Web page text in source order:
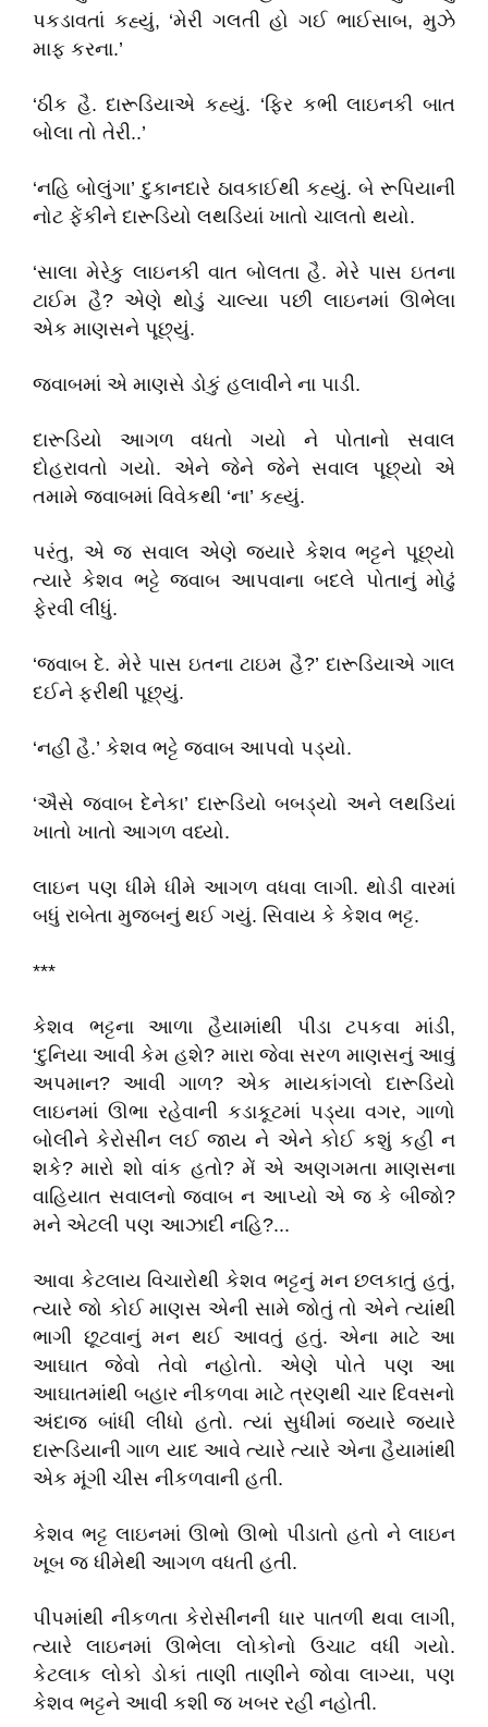
પકડાવતાં કહ્યું, ‘મેરી ગલતી હો ગઈ ભાઈસાબ, મુઝે
માફ કરના.’
‘ઠીક હૈ. દારૂડિયાએ કહ્યું. ‘ફિર કભી લાઇનકી બાત
બોલા તો તેરી..’
‘નહિ બોલુંગા’ દુકાનદારે ઠાવકાઈથી કહ્યું. બે રૂપિયાની
નોટ ફેંકીને દારૂડિયો લથડિયાં ખાતો ચાલતો થયો.
‘સાલા મેરેકુ લાઇનકી વાત બોલતા હૈ. મેરે પાસ ઇતના
ટાઈમ હૈ? એણે થોડું ચાલ્યા પછી લાઇનમાં ઊભેલા
એક માણસને પૂછ્યું.
જવાબમાં એ માણસે ડોકું હલાવીને ના પાડી.
દારૂડિયો આગળ વધતો ગયો ને પોતાનો સવાલ
દોહરાવતો ગયો. એને જેને જેને સવાલ પૂછ્યો એ
તમામે જવાબમાં વિવેકથી ‘ના’ કહ્યું.
પરંતુ, એ જ સવાલ એણે જ્યારે કેશવ ભટ્ટને પૂછ્યો
ત્યારે કેશવ ભટ્ટે જવાબ આપવાના બદલે પોતાનું મોઢું
ફેરવી લીધું.
‘જવાબ દે. મેરે પાસ ઇતના ટાઇમ હૈ?’ દારૂડિયાએ ગાલ
દઈને ફરીથી પૂછ્યું.
‘નહીં હૈ.’ કેશવ ભટ્ટે જવાબ આપવો પડ્યો.
‘ઐસે જવાબ દેનેકા’ દારૂડિયો બબડ્યો અને લથડિયાં
ખાતો ખાતો આગળ વધ્યો.
લાઇન પણ ધીમે ધીમે આગળ વધવા લાગી. થોડી વારમાં
બધું રાબેતા મુજબનું થઈ ગયું. સિવાય કે કેશવ ભટ્ટ.
***
કેશવ ભટ્ટના આળા હૈયામાંથી પીડા ટપકવા માંડી,
‘દુનિયા આવી કેમ હશે? મારા જેવા સરળ માણસનું આવું
અપમાન? આવી ગાળ? એક માયકાંગલો દારૂડિયો
લાઇનમાં ઊભા રહેવાની કડાકૂટમાં પડ્યા વગર, ગાળો
બોલીને કેરોસીન લઈ જાય ને એને કોઈ કશું કહી ન
શકે? મારો શો વાંક હતો? મેં એ અણગમતા માણસના
વાહિયાત સવાલનો જવાબ ન આપ્યો એ જ કે બીજો?
મને એટલી પણ આઝાદી નહિ?...
આવા કેટલાય વિચારોથી કેશવ ભટ્ટનું મન છલકાતું હતું,
ત્યારે જો કોઈ માણસ એની સામે જોતું તો એને ત્યાંથી
ભાગી છૂટવાનું મન થઈ આવતું હતું. એના માટે આ
આઘાત જેવો તેવો નહોતો. એણે પોતે પણ આ
આઘાતમાંથી બહાર નીકળવા માટે ત્રણથી ચાર દિવસનો
અંદાજ બાંધી લીધો હતો. ત્યાં સુધીમાં જ્યારે જ્યારે
દારૂડિયાની ગાળ યાદ આવે ત્યારે ત્યારે એના હૈયામાંથી
એક મૂંગી ચીસ નીકળવાની હતી.
કેશવ ભટ્ટ લાઇનમાં ઊભો ઊભો પીડાતો હતો ને લાઇન
ખૂબ જ ધીમેથી આગળ વધતી હતી.
પીપમાંથી નીકળતા કેરોસીનની ધાર પાતળી થવા લાગી,
ત્યારે લાઇનમાં ઊભેલા લોકોનો ઉચાટ વધી ગયો.
કેટલાક લોકો ડોકાં તાણી તાણીને જોવા લાગ્યા, પણ
કેશવ ભટ્ટને આવી કશી જ ખબર રહી નહોતી.